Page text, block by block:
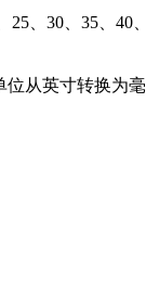
、30、35、40、
位从英寸转换为毫